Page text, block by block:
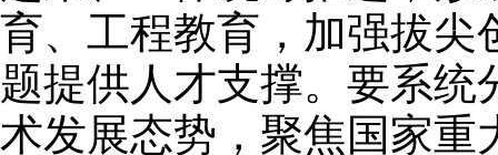
育、工程教育，加强拔尖
题提供人才支撑。要系
术发展态势，聚焦国家重